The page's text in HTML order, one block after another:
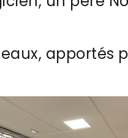
apportés